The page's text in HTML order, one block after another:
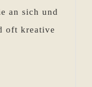
an sich und
oft kreative